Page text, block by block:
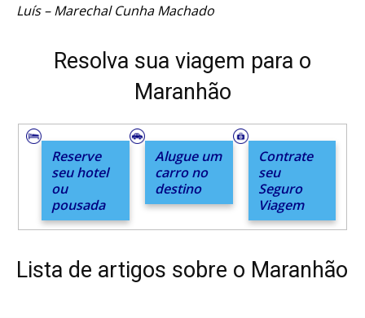
Luís – Marechal Cunha Machado
Resolva sua viagem para o
Maranhão
Reserve
seu hotel
ou
pousada
Alugue um
carro no
destino
Contrate
seu
Seguro
Viagem
Lista de artigos sobre o Maranhão